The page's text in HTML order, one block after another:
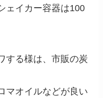
ェイカー容器は100
する様は、市販の炭
マオイルなどが良い